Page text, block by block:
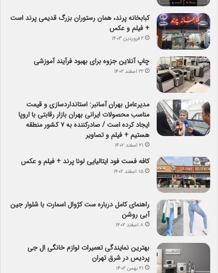
کبابخانه پرند، همان رستوران بزرگ قدیمی پرند است
+ فیلم و عکس
۲ فروردین ۱۴۰۳
چاپ آنلاین جزوه برای بهبود فرآیند آموزشی
۲۲ اسفند ۱۴۰۲
مدیرعامل بهران آسانبر: استانداردسازی و قیمت
مناسب محصولات ایرانی بهران بازار رقابتی با اروپا
ایجاد کرده است / صادرکننده به ۷ کشور منطقه
هستیم + فیلم و تصاویر
۲۱ اسفند ۱۴۰۲
کافه فست فود ایتالیایی لونا پرند + فیلم و عکس
۱۵ اسفند ۱۴۰۲
راهنمای کامل درباره ست کژوال اسمارت با شلوار جین
آبی روشن
۸ اسفند ۱۴۰۲
بهترین نمایندگی تعمیرات لوازم خانگی ال جی
پردیس در شرق تهران
۲۱ بهمن ۱۴۰۲